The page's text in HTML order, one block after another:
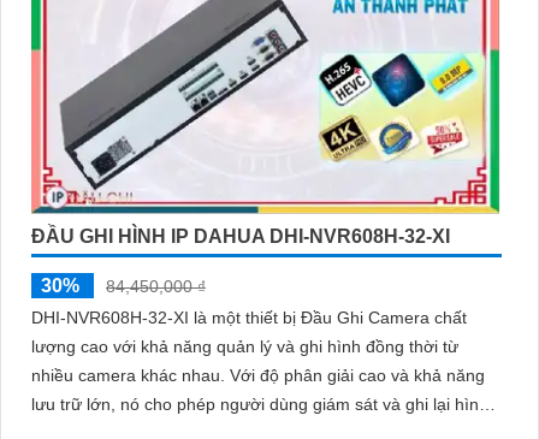
ĐẦU GHI HÌNH IP DAHUA DHI-NVR608H-32-XI
30%
84,450,000 ₫
DHI-NVR608H-32-XI là một thiết bị Đầu Ghi Camera chất
lượng cao với khả năng quản lý và ghi hình đồng thời từ
nhiều camera khác nhau. Với độ phân giải cao và khả năng
lưu trữ lớn, nó cho phép người dùng giám sát và ghi lại hình